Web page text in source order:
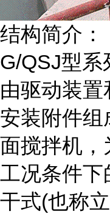
结构简介：
G/QSJ型系
由驱动装置
安装附件组
面搅拌机，
工况条件下
干式(也称